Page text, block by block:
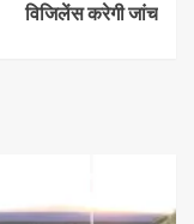
विजिलेंस करेगी जांच